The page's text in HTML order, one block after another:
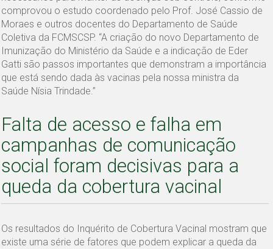
comprovou o estudo coordenado pelo Prof. José Cassio de
Moraes e outros docentes do Departamento de Saúde
Coletiva da FCMSCSP. “A criação do novo Departamento de
Imunização do Ministério da Saúde e a indicação de Eder
Gatti são passos importantes que demonstram a importância
que está sendo dada às vacinas pela nossa ministra da
Saúde Nísia Trindade.”
Falta de acesso e falha em
campanhas de comunicação
social foram decisivas para a
queda da cobertura vacinal
Os resultados do Inquérito de Cobertura Vacinal mostram que
existe uma série de fatores que podem explicar a queda da